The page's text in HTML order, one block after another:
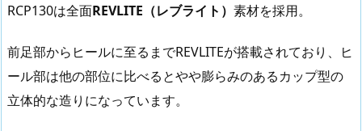
RCP130は全面REVLITE（レブライト） 素材を採用。
前足部からヒールに至るまでREVLITEが搭載されており、ヒ
ール部は他の部位に比べるとやや膨らみのあるカップ型の
立体的な造りになっています。